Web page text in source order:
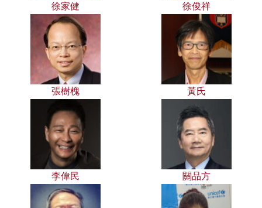
徐家健 徐俊祥
張樹槐 黃氏
李偉民 關品方